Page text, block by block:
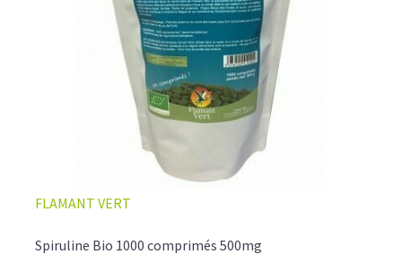
FLAMANT VERT
Spiruline Bio 1000 comprimés 500mg